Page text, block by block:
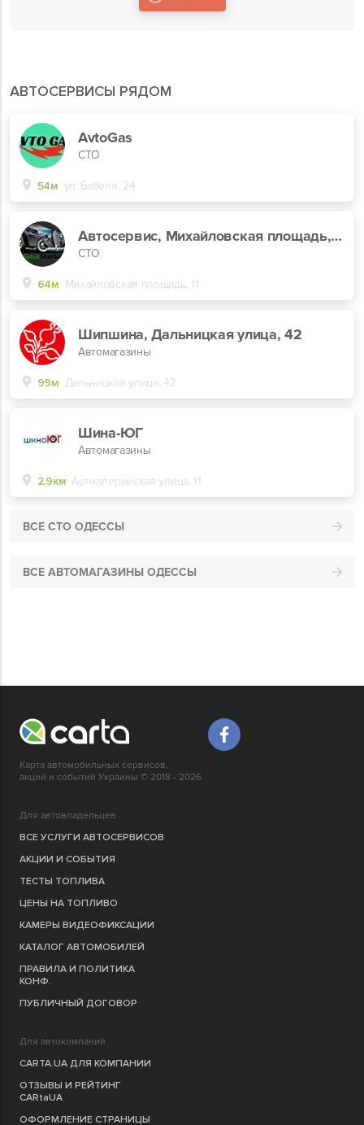
АВТОСЕРВИСЫ РЯДОМ
AvtoGas
СТО
54м ул. Бабеля, 24
Автосервиc, Михайловская площадь, 11
СТО
64м Михайловская площадь, 11
Шипшина, Дальницкая улица, 42
Автомагазины
99м Дальницкая улица, 42
Шина-ЮГ
Автомагазины
2.9км Артиллерийская улица, 11
ВСЕ СТО ОДЕССЫ
ВСЕ АВТОМАГАЗИНЫ ОДЕССЫ
Карта автомобильных сервисов,
акций и событий Украины © 2018 - 2026
Для автовладельцев
ВСЕ УСЛУГИ АВТОСЕРВИСОВ
АКЦИИ И СОБЫТИЯ
ТЕСТЫ ТОПЛИВА
ЦЕНЫ НА ТОПЛИВО
КАМЕРЫ ВИДЕОФИКСАЦИИ
КАТАЛОГ АВТОМОБИЛЕЙ
ПРАВИЛА И ПОЛИТИКА
КОНФ.
ПУБЛИЧНЫЙ ДОГОВОР
Для автокомпаний
CARTA.UA ДЛЯ КОМПАНИИ
ОТЗЫВЫ И РЕЙТИНГ
CARtaUA
ОФОРМЛЕНИЕ СТРАНИЦЫ